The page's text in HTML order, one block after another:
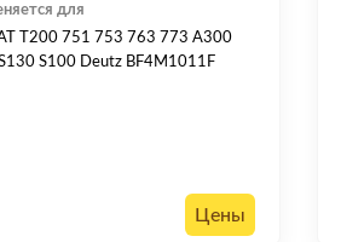
для
T200 751 753 763 773 A300
S100 Deutz BF4M1011F
Цены